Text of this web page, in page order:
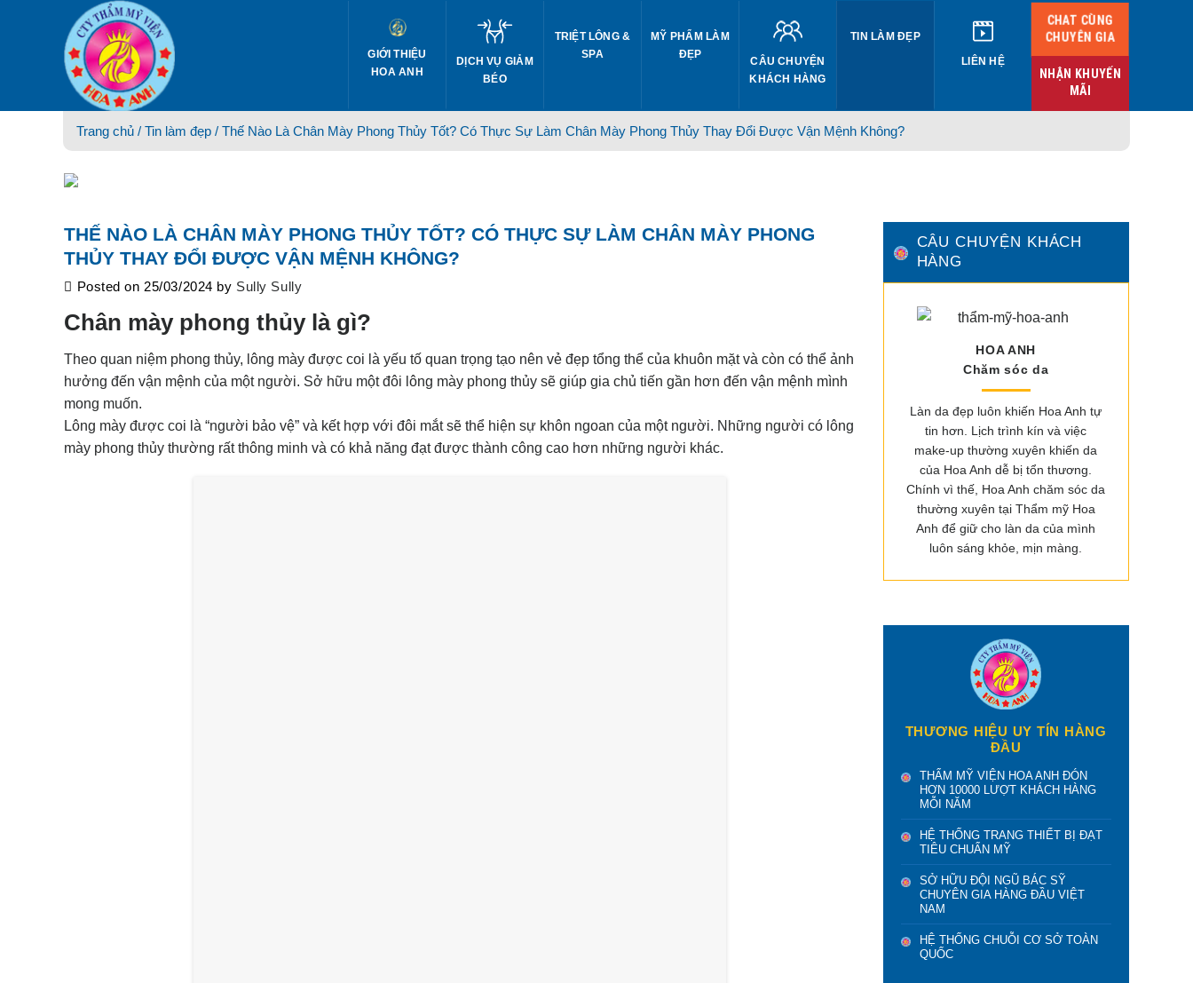
GIỚI THIỆU
HOA ANH
DỊCH VỤ GIẢM
BÉO
TRIỆT LÔNG &
SPA
MỸ PHẨM LÀM
ĐẸP
CÂU CHUYỆN
KHÁCH HÀNG
TIN LÀM ĐẸP
LIÊN HỆ
CHAT CÙNG
CHUYÊN GIA
NHẬN KHUYẾN
MÃI
Trang chủ / Tin làm đẹp/ Thế Nào Là Chân Mày Phong Thủy Tốt? Có Thực Sự Làm Chân Mày Phong Thủy Thay Đổi Được Vận Mệnh Không?
THẾ NÀO LÀ CHÂN MÀY PHONG THỦY TỐT? CÓ THỰC SỰ LÀM CHÂN MÀY PHONG
THỦY THAY ĐỔI ĐƯỢC VẬN MỆNH KHÔNG?
Posted on 25/03/2024 by Sully Sully
Chân mày phong thủy là gì?
Theo quan niệm phong thủy, lông mày được coi là yếu tố quan trọng tạo nên vẻ đẹp tổng thể của khuôn mặt và còn có thể ảnh
hưởng đến vận mệnh của một người. Sở hữu một đôi lông mày phong thủy sẽ giúp gia chủ tiến gần hơn đến vận mệnh mình
mong muốn.
Lông mày được coi là “người bảo vệ” và kết hợp với đôi mắt sẽ thể hiện sự khôn ngoan của một người. Những người có lông
mày phong thủy thường rất thông minh và có khả năng đạt được thành công cao hơn những người khác.
CÂU CHUYỆN KHÁCH
HÀNG
HOA ANH
Chăm sóc da
Làn da đẹp luôn khiến Hoa Anh tự
tin hơn. Lịch trình kín và việc
make-up thường xuyên khiến da
của Hoa Anh dễ bị tổn thương.
Chính vì thế, Hoa Anh chăm sóc da
thường xuyên tại Thẩm mỹ Hoa
Anh để giữ cho làn da của mình
luôn sáng khỏe, mịn màng.
THƯƠNG HIỆU UY TÍN HÀNG
ĐẦU
THẨM MỸ VIỆN HOA ANH ĐÓN
HƠN 10000 LƯỢT KHÁCH HÀNG
MỖI NĂM
HỆ THỐNG TRANG THIẾT BỊ ĐẠT
TIÊU CHUẨN MỸ
SỞ HỮU ĐỘI NGŨ BÁC SỸ
CHUYÊN GIA HÀNG ĐẦU VIỆT
NAM
HỆ THỐNG CHUỖI CƠ SỞ TOÀN
QUỐC